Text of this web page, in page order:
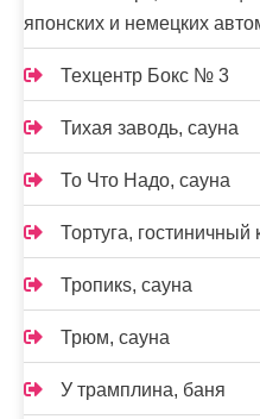
японских и немецких
Техцентр Бокс № 3
Тихая заводь, сауна
То Что Надо, сауна
Тортуга, гостиничный
Тропикs, сауна
Трюм, сауна
У трамплина, баня